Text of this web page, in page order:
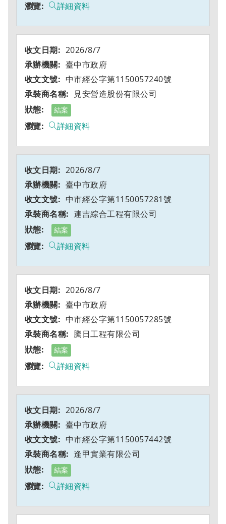
詳細資料
2026/8/7
臺中市政府
中市經公字第1150057240號
見安營造股份有限公司
結案
詳細資料
2026/8/7
臺中市政府
中市經公字第1150057281號
連吉綜合工程有限公司
結案
詳細資料
2026/8/7
臺中市政府
中市經公字第1150057285號
騰日工程有限公司
結案
詳細資料
2026/8/7
臺中市政府
中市經公字第1150057442號
逢甲實業有限公司
結案
詳細資料